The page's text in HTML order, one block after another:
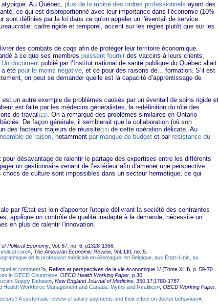
Au Québec, plus de la moitié des ordres professionnels ayant des
ce qui est disproportionné avec leur importance dans l’économie (10%
définies par la loi dans ce qu'on appeler un l'éventail de service.
cadre rigide et temporel, accent sur les règles plutôt que sur les
des combats de coqs afin de protéger leur territoire économique.
à ce que ses membres puissent fournir des vaccins à leurs clients,
Un document publié par l’Institut national de santé publique du Québec allait
a été pour le moins négative, et ce pour des raisons de... formation. S’il est
on peut se demander quelle est la capacité d’apprentissage de
autre exemple de problèmes causés par un éventail de soins rigide et
est faite par les médecins généralistes, la redéfinition du rôle des
de travail (12). On a remarqué des problèmes similaires en Ontario
De façon générale, il semblerait que la collaboration (où son
des facteurs majeurs de réussite(13) de cette opération délicate. Au
de raison, notamment par manque de budget et par résistance du
désavantage de ralentir le partage des expertises entre les différents
un gestionnaire venant de l’extérieur afin d’amener une perspective
de culture sont impossibles dans un secteur hermétique, ce qui
l'État est loin d'apporter l'utopie délivrant la société des contraintes
applique un contrôle de qualité inadapté à la demande, nécessite un
en plus de ralentir l'innovation.
of Political Economy , Vol. 87, no. 6, p1328-1356.
care», The American Economic Review, Vol. LIII, no. 5.
de la profession médicale en Allemague, en Belgique, aux États-Unis, au
et comment?», Reflets et perspectives de la vie économique 1/ (Tome XLII), p. 59-70.
in OECD Countries», OECD Health Working Paper , p.30.
Supply Debate», New England Journal of Medicine , 350;17;1780-1787.
Health Workforce Management and Canada: Myths and Realities», OECD Working Paper
A systematic review of salary payments and their effect on doctor behaviour»,